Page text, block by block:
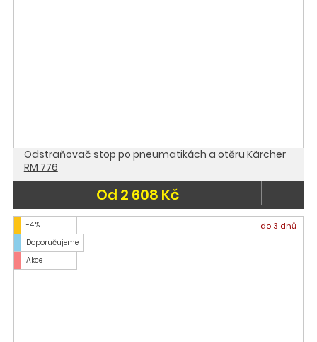
Odstraňovač stop po pneumatikách a otěru Kärcher
RM 776
Od 2 608 Kč
-4 %
Doporučujeme
Akce
do 3 dnů